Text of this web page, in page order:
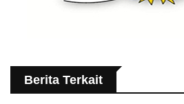
Berita Terkait